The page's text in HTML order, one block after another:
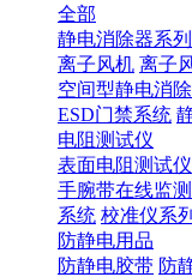
全部
静电消除器系列
离子风机 离子
空间型静电消
ESD门禁系统
电阻测试仪
表面电阻测试仪
手腕带在线监
系统 校准仪系列
防静电用品
防静电胶带 防